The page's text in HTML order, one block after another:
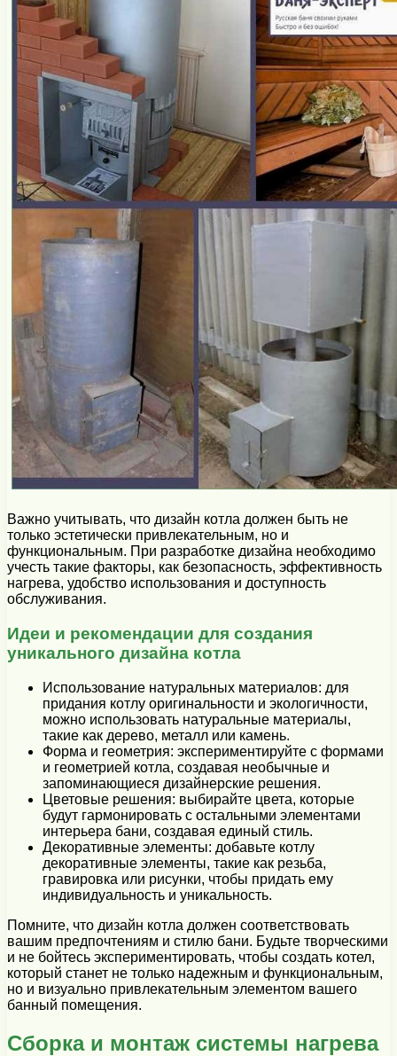
Важно учитывать, что дизайн котла должен быть не
только эстетически привлекательным, но и
функциональным. При разработке дизайна необходимо
учесть такие факторы, как безопасность, эффективность
нагрева, удобство использования и доступность
обслуживания.
Идеи и рекомендации для создания
уникального дизайна котла
Использование натуральных материалов: для
придания котлу оригинальности и экологичности,
можно использовать натуральные материалы,
такие как дерево, металл или камень.
Форма и геометрия: экспериментируйте с формами
и геометрией котла, создавая необычные и
запоминающиеся дизайнерские решения.
Цветовые решения: выбирайте цвета, которые
будут гармонировать с остальными элементами
интерьера бани, создавая единый стиль.
Декоративные элементы: добавьте котлу
декоративные элементы, такие как резьба,
гравировка или рисунки, чтобы придать ему
индивидуальность и уникальность.
Помните, что дизайн котла должен соответствовать
вашим предпочтениям и стилю бани. Будьте творческими
и не бойтесь экспериментировать, чтобы создать котел,
который станет не только надежным и функциональным,
но и визуально привлекательным элементом вашего
банный помещения.
Сборка и монтаж системы нагрева